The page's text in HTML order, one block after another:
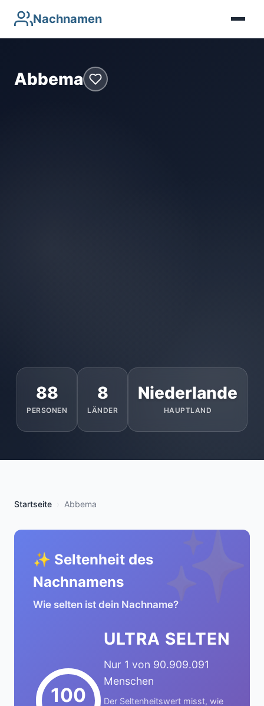
Nachnamen
Abbema
88
PERSONEN
8
LÄNDER
Niederlande
HAUPTLAND
Startseite Abbema
✨
✨ Seltenheit des
Nachnamens
Wie selten ist dein Nachname?
100
ULTRA SELTEN
Nur 1 von 90.909.091
Menschen
Der Seltenheitswert misst, wie